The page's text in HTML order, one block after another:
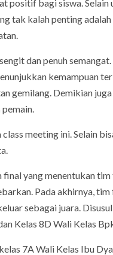
positif bagi siswa.
tak kalah penting
dan penuh
kemampuan
gemilang. Demikian
meeting ini. Selain
final yang menentukan
Pada akhirnya,
sebagai juara.
Kelas 8D Wali Kelas
7A Wali Kelas Ibu